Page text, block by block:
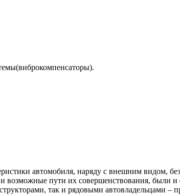
автомобиля, наряду с внешним видом,
возможные пути их совершенствования, были
так и рядовыми автовладельцами –